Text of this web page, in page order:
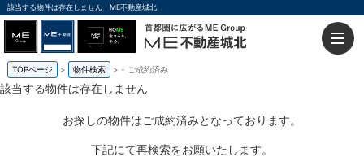
該当する物件は存在しません｜ME不動産城北
TOPページ 物件検索 - ご成約済み
該当する物件は存在しません
お探しの物件はご成約済みとなっております。
下記にて再検索をお願いたします。